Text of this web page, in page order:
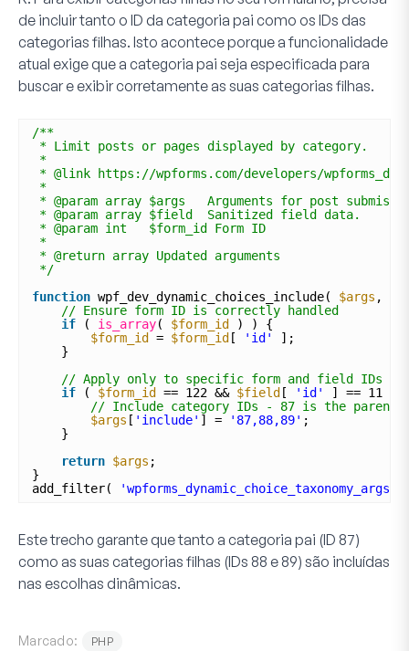
de incluir tanto o ID da categoria pai como os IDs das
categorias filhas. Isto acontece porque a funcionalidade
atual exige que a categoria pai seja especificada para
buscar e exibir corretamente as suas categorias filhas.
/**
* Limit posts or pages displayed by category.
*
* @link https://wpforms.com/developers/
*
* @param array $args   Arguments for post
* @param array $field  Sanitized field data.
* @param int   $form_id Form ID
*
* @return array Updated arguments
*/
function wpf_dev_dynamic_choices_include( $args ,
// Ensure form ID is correctly handled
if
( is_array( $form_id
) ) {
$form_id = $form_id[ 'id'
];
}
// Apply only to specific form and field IDs
if
( $form_id == 122 && $field[ 'id'
] == 11 )
// Include category IDs - 87 is the parent;
$args [ 'include' ] = '87,88,89' ;
}
return $args ;
}
add_filter(
'wpforms_dynamic_choice_taxonomy_args'
Este trecho garante que tanto a categoria pai (ID 87)
como as suas categorias filhas (IDs 88 e 89) são incluídas
nas escolhas dinâmicas.
Marcado: PHP